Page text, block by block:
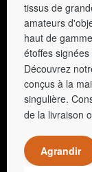
tissus de
amateurs
haut de
étoffes signées
Découvrez
conçus à la
singulière.
de la livraison
Agrandir